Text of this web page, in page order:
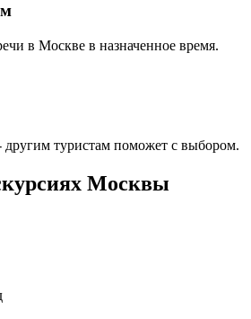
в Москве в назначенное время.
туристам поможет с выбором.
Москвы